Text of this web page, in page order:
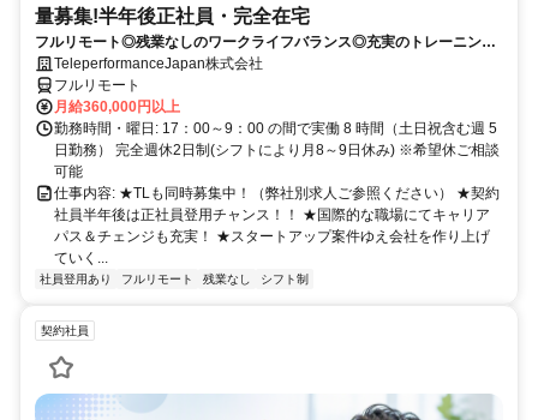
量募集!半年後正社員・完全在宅
フルリモート◎残業なしのワークライフバランス◎充実のトレーニング
◎語学を活かして将来キャリア有望
TeleperformanceJapan株式会社
フルリモート
月給360,000円以上
勤務時間・曜日: 17：00～9：00 の間で実働 8 時間（土日祝含む週 5
日勤務） 完全週休2日制(シフトにより月8～9日休み) ※希望休ご相談
可能
仕事内容: ★TLも同時募集中！（弊社別求人ご参照ください） ★契約
社員半年後は正社員登用チャンス！！ ★国際的な職場にてキャリア
パス＆チェンジも充実！ ★スタートアップ案件ゆえ会社を作り上げ
ていく...
社員登用あり フルリモート 残業なし シフト制
契約社員